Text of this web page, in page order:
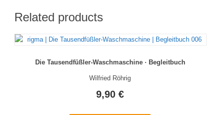
Related products
Die Tausendfüßler-Waschmaschine · Begleitbuch
Wilfried Röhrig
9,90€